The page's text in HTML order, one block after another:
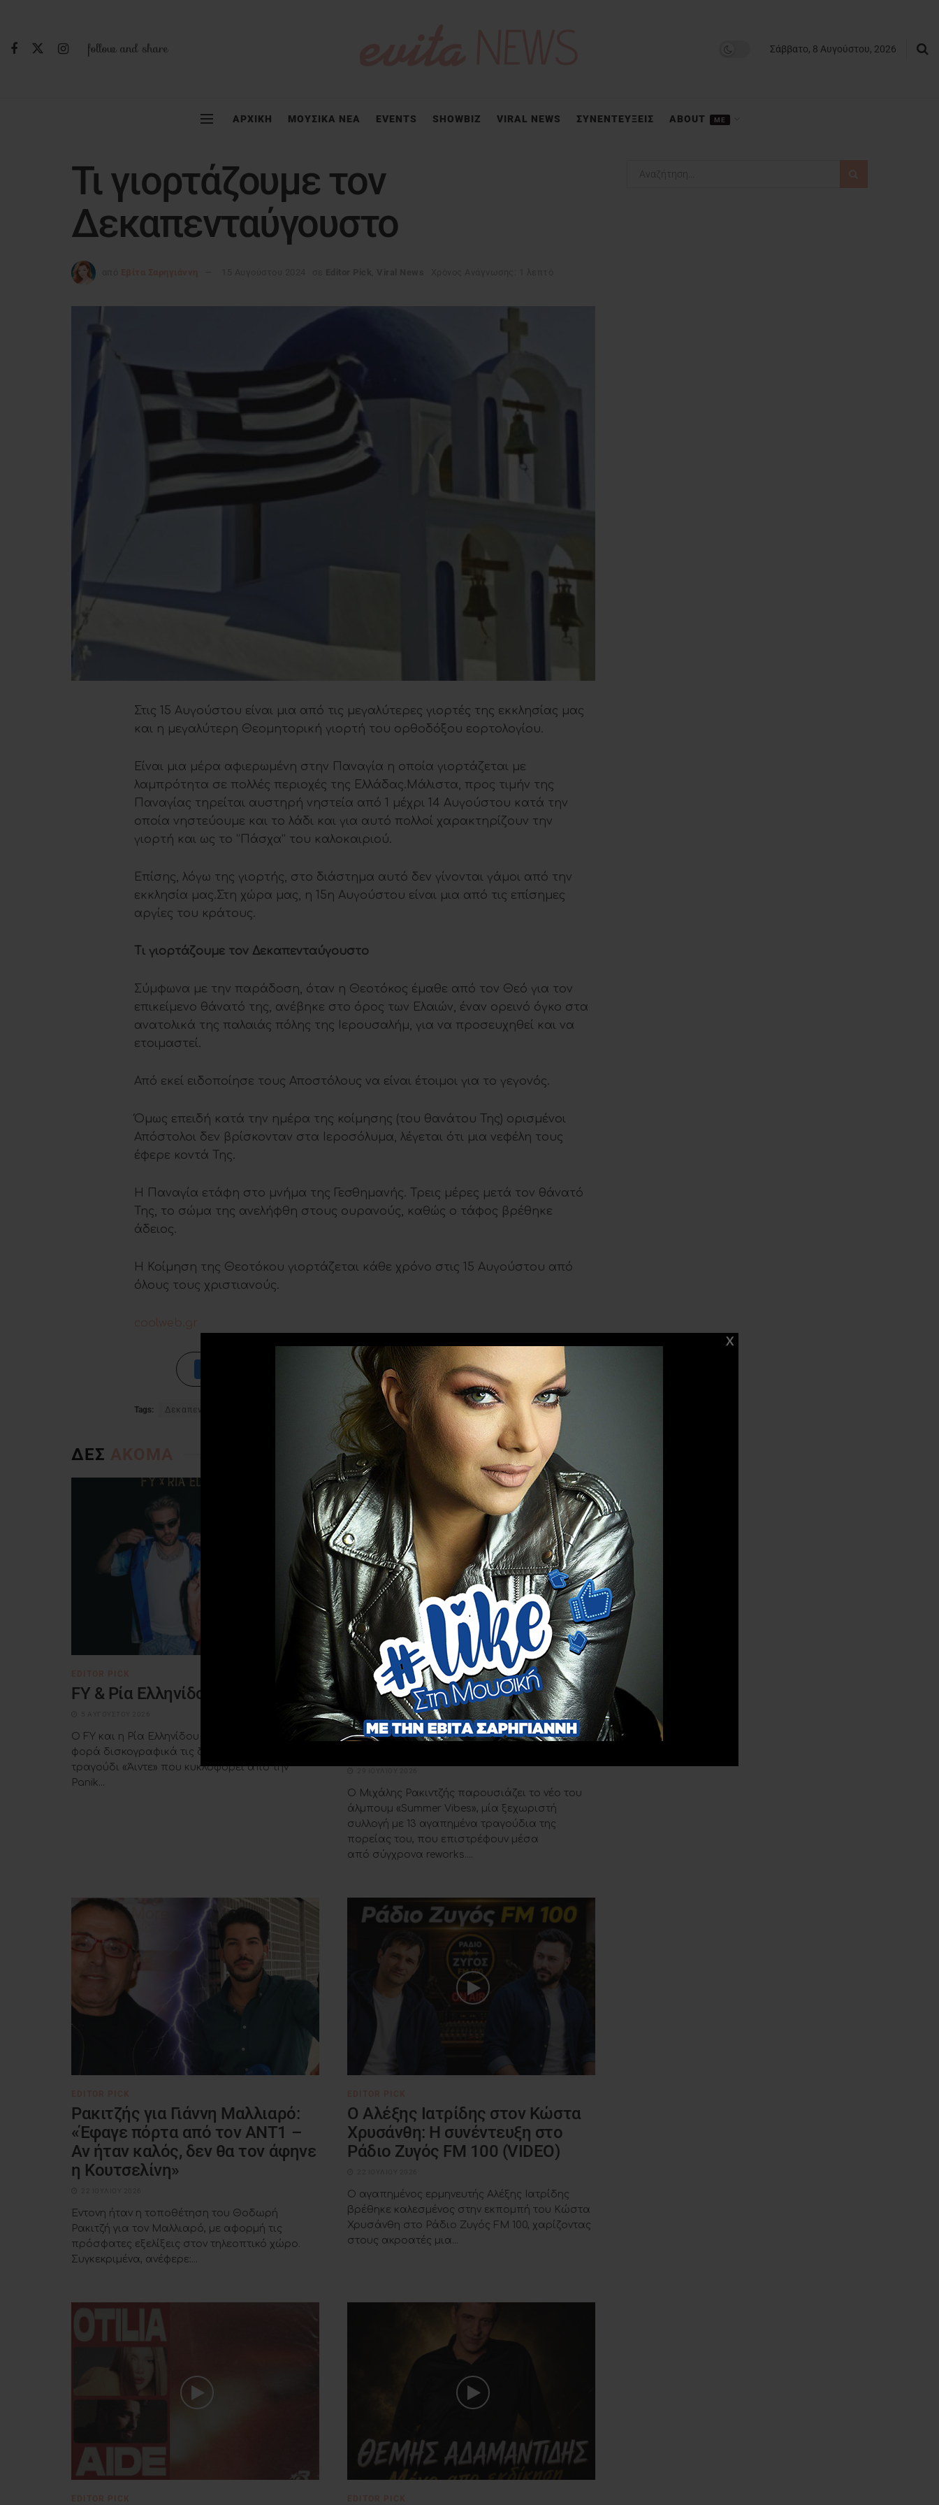
follow and share Σάββατο, 8 Αυγούστου, 2026
ΑΡΧΙΚΗ ΜΟΥΣΙΚΑ ΝΕΑ EVENTS SHOWBIZ VIRAL NEWS ΣΥΝΕΝΤΕΥΞΕΙΣ ABOUT ME
Τι γιορτάζουμε τον
Δεκαπενταύγουστο
Στις 15 Αυγούστου είναι μια από τις μεγαλύτερες γιορτές της εκκλησίας μας
και η μεγαλύτερη Θεομητορική γιορτή του ορθοδόξου εορτολογίου.
Είναι μια μέρα αφιερωμένη στην Παναγία η οποία γιορτάζεται με
λαμπρότητα σε πολλές περιοχές της Ελλάδας.Μάλιστα, προς τιμήν της
Παναγίας τηρείται αυστηρή νηστεία από 1 μέχρι 14 Αυγούστου κατά την
οποία νηστεύουμε και το λάδι και για αυτό πολλοί χαρακτηρίζουν την
γιορτή και ως το “Πάσχα” του καλοκαιριού.
Επίσης, λόγω της γιορτής, στο διάστημα αυτό δεν γίνονται γάμοι από την
εκκλησία μας.Στη χώρα μας, η 15η Αυγούστου είναι μια από τις επίσημες
αργίες του κράτους.
Τι γιορτάζουμε τον Δεκαπενταύγουστο
Σύμφωνα με την παράδοση, όταν η Θεοτόκος έμαθε από τον Θεό για τον
επικείμενο θάνατό της, ανέβηκε στο όρος των Ελαιών, έναν ορεινό όγκο στα
ανατολικά της παλαιάς πόλης της Ιερουσαλήμ, για να προσευχηθεί και να
ετοιμαστεί.
Από εκεί ειδοποίησε τους Αποστόλους να είναι έτοιμοι για το γεγονός.
Όμως επειδή κατά την ημέρα της κοίμησης (του θανάτου Της) ορισμένοι
Απόστολοι δεν βρίσκονταν στα Ιεροσόλυμα, λέγεται ότι μια νεφέλη τους
έφερε κοντά Της.
Η Παναγία ετάφη στο μνήμα της Γεσθημανής. Τρεις μέρες μετά τον θάνατό
Της, το σώμα της ανελήφθη στους ουρανούς, καθώς ο τάφος βρέθηκε
άδειος.
Η Κοίμηση της Θεοτόκου γιορτάζεται κάθε χρόνο στις 15 Αυγούστου από
όλους τους χριστιανούς.
Ακολουθήστε το evitanews.gr
Tags: Δεκαπενταύγουστο
ΔΕΣ
FY & Ρία Ελληνίδου – «Άιντε»
Ο FY και η Ρία Ελληνίδου ενώνουν για πρώτη
φορά δισκογραφικά τις δυνάμεις τους, στο νέο
τραγούδι «Άιντε» που κυκλοφορεί από την
Panik...
EDITOR PICK
Τα soundtracks μιας ολόκληρης
γενιάς αποκτούν νέο ήχο:
«Summer Vibes» από τον Μιχάλη
Ο Μιχάλης Ρακιντζής παρουσιάζει το νέο του
άλμπουμ «Summer Vibes», μία ξεχωριστή
συλλογή με 13 αγαπημένα τραγούδια της
πορείας του, που επιστρέφουν μέσα
από σύγχρονα reworks....
Ρακιτζής για Γιάννη Μαλλιαρό:
«Έφαγε πόρτα από τον ΑΝΤ1 –
Αν ήταν καλός, δεν θα τον άφηνε
η Κουτσελίνη»
Έντονη ήταν η τοποθέτηση του Θοδωρή
Ρακιτζή για τον Μαλλιαρό, με αφορμή τις
πρόσφατες εξελίξεις στον τηλεοπτικό χώρο.
Συγκεκριμένα, ανέφερε:...
Ο Αλέξης Ιατρίδης στον Κώστα
Χρυσάνθη: Η συνέντευξη στο
Ράδιο Ζυγός FM 100 (VIDEO)
Ο αγαπημένος ερμηνευτής Αλέξης Ιατρίδης
βρέθηκε καλεσμένος στην εκπομπή του Κώστα
Χρυσάνθη στο Ράδιο Ζυγός FM 100, χαρίζοντας
στους ακροατές μια...